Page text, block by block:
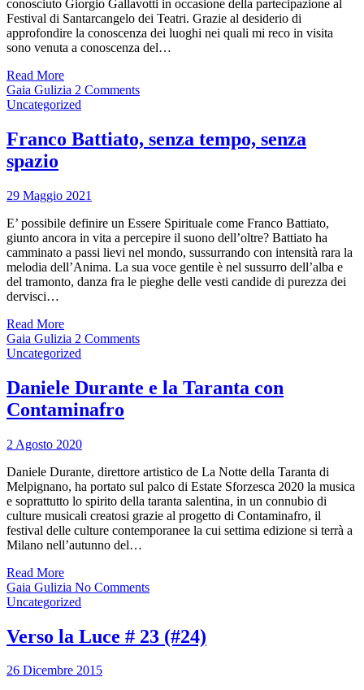
conosciuto Giorgio Gallavotti in occasione della partecipazione al
Festival di Santarcangelo dei Teatri. Grazie al desiderio di
approfondire la conoscenza dei luoghi nei quali mi reco in visita
sono venuta a conoscenza del…
Read More
Gaia Gulizia 2 Comments
Uncategorized
Franco Battiato, senza tempo, senza
spazio
29 Maggio 2021
E’ possibile definire un Essere Spirituale come Franco Battiato,
giunto ancora in vita a percepire il suono dell’oltre? Battiato ha
camminato a passi lievi nel mondo, sussurrando con intensità rara la
melodia dell’Anima. La sua voce gentile è nel sussurro dell’alba e
del tramonto, danza fra le pieghe delle vesti candide di purezza dei
dervisci…
Read More
Gaia Gulizia 2 Comments
Uncategorized
Daniele Durante e la Taranta con
Contaminafro
2 Agosto 2020
Daniele Durante, direttore artistico de La Notte della Taranta di
Melpignano, ha portato sul palco di Estate Sforzesca 2020 la musica
e soprattutto lo spirito della taranta salentina, in un connubio di
culture musicali creatosi grazie al progetto di Contaminafro, il
festival delle culture contemporanee la cui settima edizione si terrà a
Milano nell’autunno del…
Read More
Gaia Gulizia No Comments
Uncategorized
Verso la Luce # 23 (#24)
26 Dicembre 2015